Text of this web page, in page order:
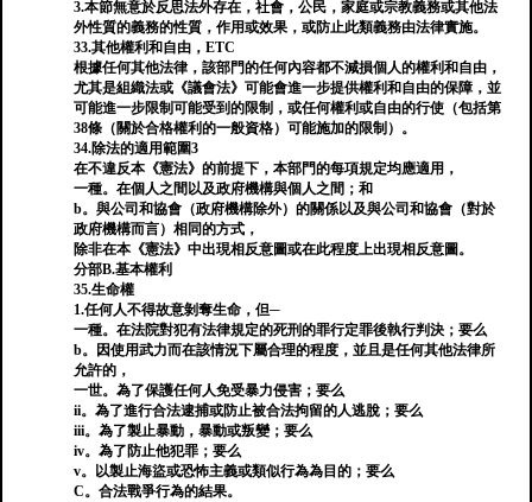
3.本節無意於反思法外存在，社會，公民，家庭或宗教義務或其他法
外性質的義務的性質，作用或效果，或防止此類義務由法律實施。
33.其他權利和自由，ETC
根據任何其他法律，該部門的任何內容都不減損個人的權利和自由，
尤其是組織法或《議會法》可能會進一步提供權利和自由的保障，並
可能進一步限制可能受到的限制，或任何權利或自由的行使（包括第
38條（關於合格權利的一般資格）可能施加的限制）。
34.除法的適用範圍3
在不違反本《憲法》的前提下，本部門的每項規定均應適用，
一種。在個人之間以及政府機構與個人之間；和
b。與公司和協會（政府機構除外）的關係以及與公司和協會（對於
政府機構而言）相同的方式，
除非在本《憲法》中出現相反意圖或在此程度上出現相反意圖。
分部B.基本權利
35.生命權
1.任何人不得故意剝奪生命，但─
一種。在法院對犯有法律規定的死刑的罪行定罪後執行判決；要么
b。因使用武力而在該情況下屬合理的程度，並且是任何其他法律所
允許的，
一世。為了保護任何人免受暴力侵害；要么
ii。為了進行合法逮捕或防止被合法拘留的人逃脫；要么
iii。為了製止暴動，暴動或叛變；要么
iv。為了防止他犯罪；要么
v。以製止海盜或恐怖主義或類似行為為目的；要么
C。合法戰爭行為的結果。